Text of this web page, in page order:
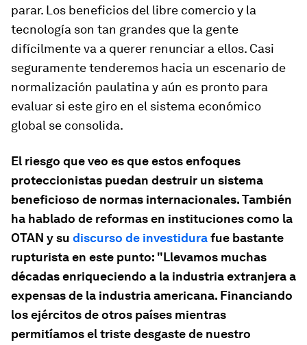
parar. Los beneficios del libre comercio y la
tecnología son tan grandes que la gente
difícilmente va a querer renunciar a ellos. Casi
seguramente tenderemos hacia un escenario de
normalización paulatina y aún es pronto para
evaluar si este giro en el sistema económico
global se consolida.
El riesgo que veo es que estos enfoques
proteccionistas puedan destruir un sistema
beneficioso de normas internacionales. También
ha hablado de reformas en instituciones como la
OTAN y su discurso de investidurafue bastante
rupturista en este punto: "Llevamos muchas
décadas enriqueciendo a la industria extranjera a
expensas de la industria americana. Financiando
los ejércitos de otros países mientras
permitíamos el triste desgaste de nuestro